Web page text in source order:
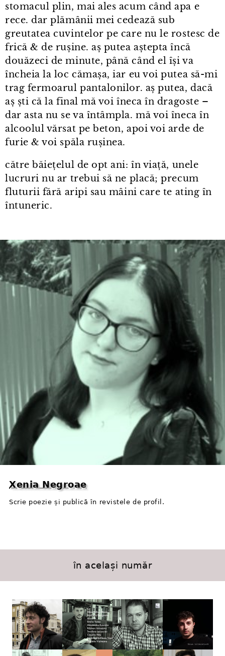
stomacul plin, mai ales acum când apa e
rece. dar plămânii mei cedează sub
greutatea cuvintelor pe care nu le rostesc de
frică & de rușine. aș putea aștepta încă
douăzeci de minute, până când el își va
încheia la loc cămașa, iar eu voi putea să-mi
trag fermoarul pantalonilor. aș putea, dacă
aș ști că la final mă voi îneca în dragoste –
dar asta nu se va întâmpla. mă voi îneca în
alcoolul vărsat pe beton, apoi voi arde de
furie & voi spăla rușinea.
către băiețelul de opt ani: în viață, unele
lucruri nu ar trebui să ne placă; precum
fluturii fără aripi sau mâini care te ating în
întuneric.
Xenia Negroae
Scrie poezie și publică în revistele de profil.
în același număr